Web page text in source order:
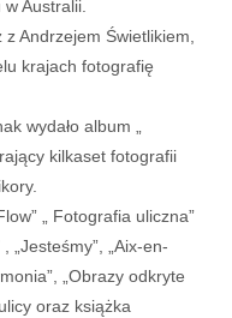
Australii.
Andrzejem Świetlikiem,
krajach fotografię
wydało album „
kilkaset fotografii
„ Fotografia uliczna”
„Jesteśmy”, „Aix-en-
„Obrazy odkryte
oraz książka